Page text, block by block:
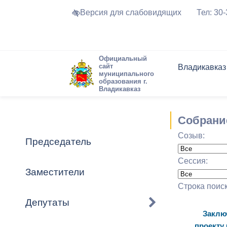
Версия для слабовидящих Тел:
Официальный
сайт
муниципального
образования г.
Владикавказ
Владикавказ
Устав
Города-
городского
Торги и
Программа
Формы
Обратная
Комиссии
График
Новостная
Актуально
Председатель
Заместители
Депутаты
Созыв:
Сессия:
Строка